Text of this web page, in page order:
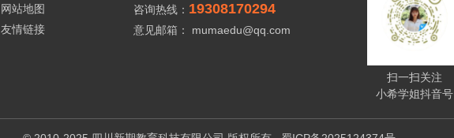
网站地图
友情链接
咨询热线： 19308170294
意见邮箱： mumaedu@qq.com
扫一扫关注
小希学姐抖音号